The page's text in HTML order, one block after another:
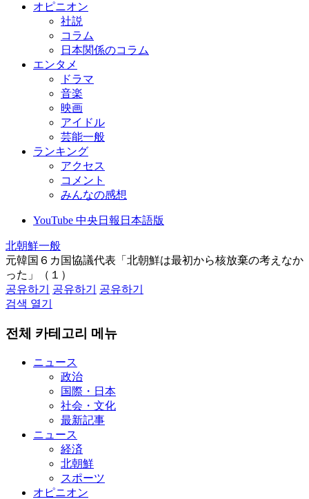
オピニオン
社説
コラム
日本関係のコラム
エンタメ
ドラマ
音楽
映画
アイドル
芸能一般
ランキング
アクセス
コメント
みんなの感想
YouTube 中央日報日本語版
北朝鮮一般
元韓国６カ国協議代表「北朝鮮は最初から核放棄の考えなか
った」（１）
공유하기
공유하기
공유하기
검색 열기
전체 카테고리 메뉴
ニュース
政治
国際・日本
社会・文化
最新記事
ニュース
経済
北朝鮮
スポーツ
オピニオン